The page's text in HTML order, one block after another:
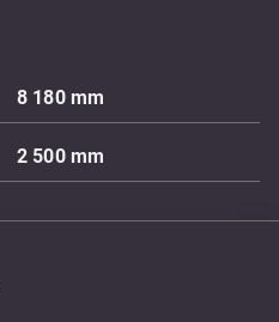
8 180 mm
2 500 mm